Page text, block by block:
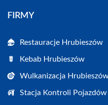
FIRMY
Restauracje Hrubieszów
Kebab Hrubieszów
Wulkanizacja
Stacja Kontroli